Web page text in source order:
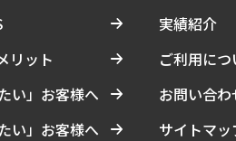
リット
い」お客様へ
い」お客様へ
実績紹介
ご利用につ
お問い合わ
サイトマッ